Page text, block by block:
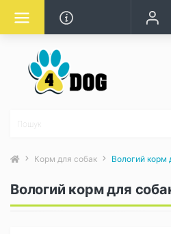
Корм для собак Вологий корм
Вологий корм для